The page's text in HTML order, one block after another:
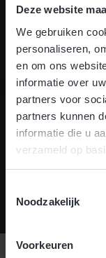
Deze website
We gebruiken
personaliseren,
en om ons
informatie over
partners voor
partners kunnen
informatie die u
verzameld op
Noodzakelijk
Voorkeuren
Alkmaar
Alkmaar
Almere
Amsterdam
Assen
Drachten
Ede
Gorinchem